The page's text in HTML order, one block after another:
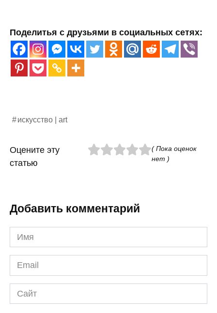
Поделитья с друзьями в социальных сетях:
искусство | art
Оцените эту
статью
( Пока оценок
нет )
Добавить комментарий
Имя
*
Email
*
Сайт